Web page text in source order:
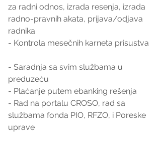
za radni odnos, izrada resenja, izrada
radno-pravnih akata, prijava/odjava
radnika
- Kontrola mesečnih karneta prisustva
- Saradnja sa svim službama u
preduzeću
- Plaćanje putem ebanking rešenja
- Rad na portalu CROSO, rad sa
službama fonda PIO, RFZO, i Poreske
uprave